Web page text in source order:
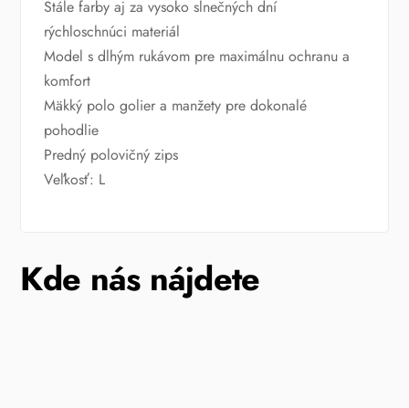
Stále farby aj za vysoko slnečných dní
rýchloschnúci materiál
Model s dlhým rukávom pre maximálnu ochranu a
komfort
Mäkký polo golier a manžety pre dokonalé
pohodlie
Predný polovičný zips
Veľkosť: L
Kde nás nájdete